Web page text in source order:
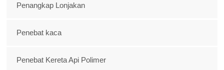
Penangkap Lonjakan
Penebat kaca
Penebat Kereta Api Polimer